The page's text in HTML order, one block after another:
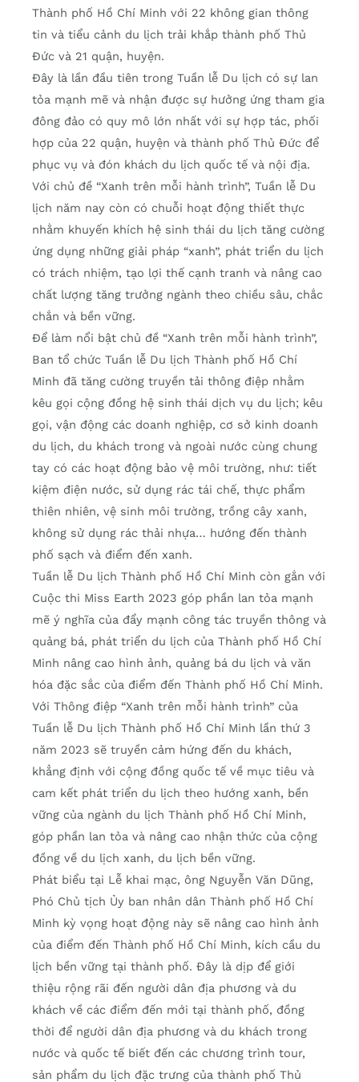
Thành phố Hồ Chí Minh với 22 không gian thông
tin và tiểu cảnh du lịch trải khắp thành phố Thủ
Đức và 21 quận, huyện.
Đây là lần đầu tiên trong Tuần lễ Du lịch có sự lan
tỏa mạnh mẽ và nhận được sự hưởng ứng tham gia
đông đảo có quy mô lớn nhất với sự hợp tác, phối
hợp của 22 quận, huyện và thành phố Thủ Đức để
phục vụ và đón khách du lịch quốc tế và nội địa.
Với chủ đề “Xanh trên mỗi hành trình”, Tuần lễ Du
lịch năm nay còn có chuỗi hoạt động thiết thực
nhằm khuyến khích hệ sinh thái du lịch tăng cường
ứng dụng những giải pháp “xanh”, phát triển du lịch
có trách nhiệm, tạo lợi thế cạnh tranh và nâng cao
chất lượng tăng trưởng ngành theo chiều sâu, chắc
chắn và bền vững.
Để làm nổi bật chủ đề “Xanh trên mỗi hành trình”,
Ban tổ chức Tuần lễ Du lịch Thành phố Hồ Chí
Minh đã tăng cường truyền tải thông điệp nhằm
kêu gọi cộng đồng hệ sinh thái dịch vụ du lịch; kêu
gọi, vận động các doanh nghiệp, cơ sở kinh doanh
du lịch, du khách trong và ngoài nước cùng chung
tay có các hoạt động bảo vệ môi trường, như: tiết
kiệm điện nước, sử dụng rác tái chế, thực phẩm
thiên nhiên, vệ sinh môi trường, trồng cây xanh,
không sử dụng rác thải nhựa… hướng đến thành
phố sạch và điểm đến xanh.
Tuần lễ Du lịch Thành phố Hồ Chí Minh còn gắn với
Cuộc thi Miss Earth 2023 góp phần lan tỏa mạnh
mẽ ý nghĩa của đẩy mạnh công tác truyền thông và
quảng bá, phát triển du lịch của Thành phố Hồ Chí
Minh nâng cao hình ảnh, quảng bá du lịch và văn
hóa đặc sắc của điểm đến Thành phố Hồ Chí Minh.
Với Thông điệp “Xanh trên mỗi hành trình” của
Tuần lễ Du lịch Thành phố Hồ Chí Minh lần thứ 3
năm 2023 sẽ truyền cảm hứng đến du khách,
khẳng định với cộng đồng quốc tế về mục tiêu và
cam kết phát triển du lịch theo hướng xanh, bền
vững của ngành du lịch Thành phố Hồ Chí Minh,
góp phần lan tỏa và nâng cao nhận thức của cộng
đồng về du lịch xanh, du lịch bền vững.
Phát biểu tại Lễ khai mạc, ông Nguyễn Văn Dũng,
Phó Chủ tịch Ủy ban nhân dân Thành phố Hồ Chí
Minh kỳ vọng hoạt động này sẽ nâng cao hình ảnh
của điểm đến Thành phố Hồ Chí Minh, kích cầu du
lịch bền vững tại thành phố. Đây là dịp để giới
thiệu rộng rãi đến người dân địa phương và du
khách về các điểm đến mới tại thành phố, đồng
thời để người dân địa phương và du khách trong
nước và quốc tế biết đến các chương trình tour,
sản phẩm du lịch đặc trưng của thành phố Thủ